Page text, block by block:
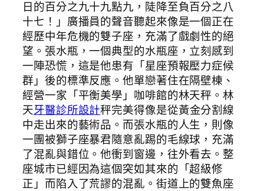
日的百分之九十九點九，陡降至負百分之八
十七！」廣播員的聲音聽起來像是一個正在
經歷中年危機的雙子座，充滿了戲劇性的絕
望。張水瓶，一個典型的水瓶座，立刻感到
一陣恐慌，這是他患有「星座預報壓力症候
群」後的標準反應。他單戀著住在隔壁棟、
經營一家「平衡美學」咖啡館的林天秤。林
天牙醫診所設計秤完美得像是從黃金分割線
中走出來的藝術品。而張水瓶的人生，則像
一團被獅子座暴君隨意亂踢的毛線球，充滿
了混亂與錯位。他衝到窗邊，往外看去。整
座城市已經因為這個突如其來的「超級修
正」而陷入了荒謬的混亂。街道上的雙魚座